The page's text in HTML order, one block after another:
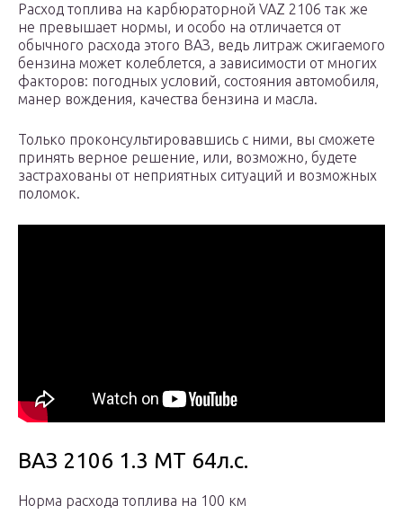
Расход топлива на карбюраторной VAZ 2106 так же
не превышает нормы, и особо на отличается от
обычного расхода этого ВАЗ, ведь литраж сжигаемого
бензина может колеблется, а зависимости от многих
факторов: погодных условий, состояния автомобиля,
манер вождения, качества бензина и масла.
Только проконсультировавшись с ними, вы сможете
принять верное решение, или, возможно, будете
застрахованы от неприятных ситуаций и возможных
поломок.
ВАЗ 2106 1.3 МТ 64л.с.
Норма расхода топлива на 100 км